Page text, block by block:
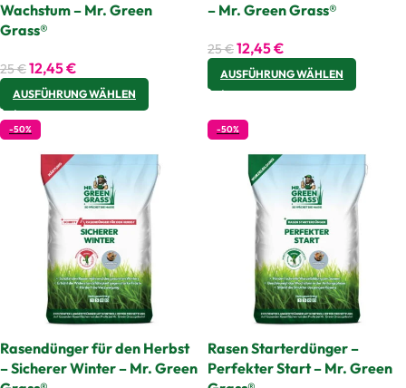
Wachstum – Mr. Green
Grass®
25€12,45€
AUSFÜHRUNG WÄHLEN
– Mr. Green Grass®
25€12,45€
AUSFÜHRUNG WÄHLEN
-50%
Rasendünger für den Herbst
– Sicherer Winter – Mr. Green
-50%
Rasen Starterdünger –
Perfekter Start – Mr. Green